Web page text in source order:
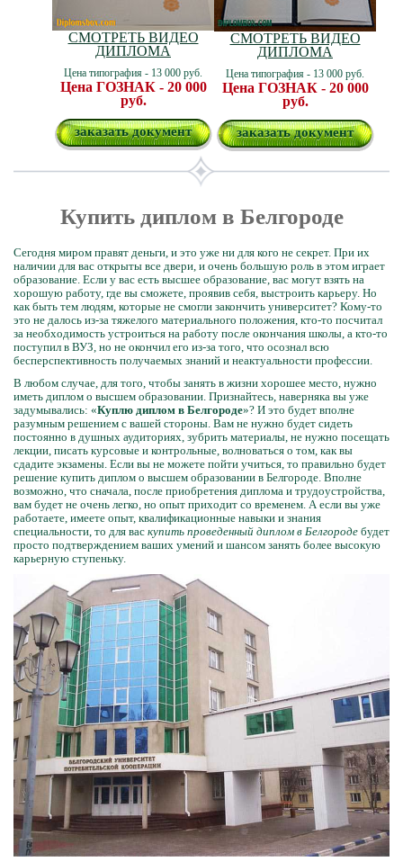
СМОТРЕТЬ ВИДЕО
ДИПЛОМА
Цена типография - 13 000 руб.
Цена ГОЗНАК - 20 000
руб.
заказать документ
СМОТРЕТЬ ВИДЕО
ДИПЛОМА
Цена типография - 13 000 руб.
Цена ГОЗНАК - 20 000
руб.
заказать документ
Купить диплом в Белгороде
Сегодня миром правят деньги, и это уже ни для кого не секрет. При их
наличии для вас открыты все двери, и очень большую роль в этом играет
образование. Если у вас есть высшее образование, вас могут взять на
хорошую работу, где вы сможете, проявив себя, выстроить карьеру. Но
как быть тем людям, которые не смогли закончить университет? Кому-то
это не далось из-за тяжелого материального положения, кто-то посчитал
за необходимость устроиться на работу после окончания школы, а кто-то
поступил в ВУЗ, но не окончил его из-за того, что осознал всю
бесперспективность получаемых знаний и неактуальности профессии.
В любом случае, для того, чтобы занять в жизни хорошее место, нужно
иметь диплом о высшем образовании. Признайтесь, наверняка вы уже
задумывались: «Куплю диплом в Белгороде»? И это будет вполне
разумным решением с вашей стороны. Вам не нужно будет сидеть
постоянно в душных аудиториях, зубрить материалы, не нужно посещать
лекции, писать курсовые и контрольные, волноваться о том, как вы
сдадите экзамены. Если вы не можете пойти учиться, то правильно будет
решение купить диплом о высшем образовании в Белгороде. Вполне
возможно, что сначала, после приобретения диплома и трудоустройства,
вам будет не очень легко, но опыт приходит со временем. А если вы уже
работаете, имеете опыт, квалификационные навыки и знания
специальности, то для вас купить проведенный диплом в Белгороде будет
просто подтверждением ваших умений и шансом занять более высокую
карьерную ступеньку.